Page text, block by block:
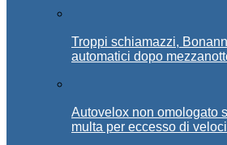
Troppi schiamazzi,
automatici dopo
Autovelox non omologato
multa per eccesso di